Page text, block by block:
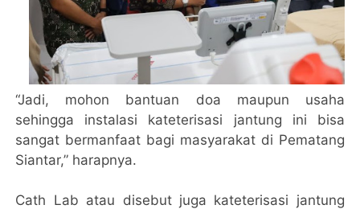
“Jadi, mohon bantuan doa maupun usaha
sehingga instalasi kateterisasi jantung ini bisa
sangat bermanfaat bagi masyarakat di Pematang
Siantar,” harapnya.
Cath Lab atau disebut juga kateterisasi jantung